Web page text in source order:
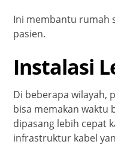
Ini membantu rumah
pasien.
Instalasi
Di beberapa wilayah,
bisa memakan waktu
dipasang lebih cepat
infrastruktur kabel